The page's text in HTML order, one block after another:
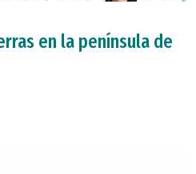
en la península de